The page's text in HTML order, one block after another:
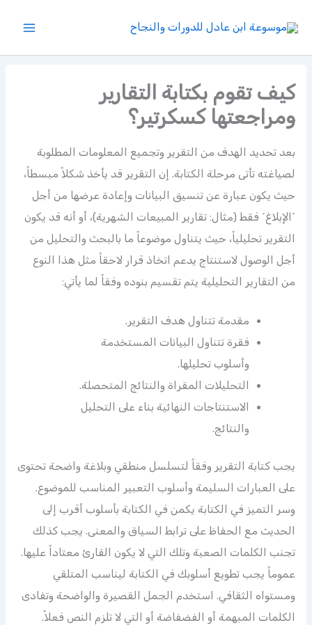
المحتوى
كيف تقوم بكتابة التقارير
ومراجعتها كسكرتير؟
بعد تحديد الهدف من التقرير وتجميع المعلومات المطلوبة
لصياغته تأتى مرحلة الكتابة. إن التقرير قد يأخذ شكلاً مبسطاً،
حيث يكون عبارة عن تنسيق البيانات وإعادة عرضها من أجل
´الإبلاغ´ فقط (مثال: تقارير المبيعات الشهرية)، أو أنه قد يكون
التقرير تحليلياً، حيث يتناول موضوعاً ما بالبحث والتحليل من
أجل الوصول لاستنتاج يدعم اتخاذ قرار لاحقاً مثل هذا النوع
من التقارير التحليلية يتم تقسيم بنوده وفقاً لما يأتي:
مقدمة تتناول هدف التقرير.
فقرة تتناول البيانات المستخدمة
وأسلوب تحليلها.
التحليلات المقراة والنتائج المتحصلة.
الاستنتاجات النهائية بناء على التحليل
والنتائج.
يجب كتابة التقرير وفقاً لتسلسل منطقي وبلاغة واضحة تحتوى
على العبارات السليمة وأسلوب التعبير المناسب للموضوع.
وسر التميز في الكتابة يكمن في الكتابة بأسلوب أقرب إلى
الحديث مع الحفاظ على ترابط السياق والمعنى. يجب كذلك
تجنب الكلمات الصعبة وتلك التي لا يكون القارئ معتاداً عليها.
عموماً يجب تطويع أسلوبك في الكتابة ليناسب المتلقي
ومستواه الثقافي. استخدم الجمل القصيرة والواضحة وتفادى
الكلمات المبهمة أو الفضفاضة أو التي لا تلزم النص فعلاً.